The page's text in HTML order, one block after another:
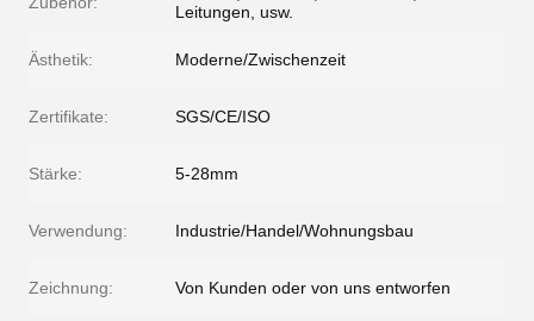
Leitungen, usw.
Ästhetik: Moderne/Zwischenzeit
Zertifikate: SGS/CE/ISO
Stärke: 5-28mm
Verwendung: Industrie/Handel/Wohnungsbau
Zeichnung: Von Kunden oder von uns entworfen